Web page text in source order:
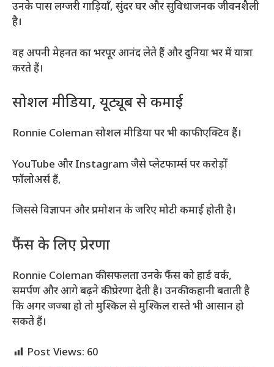
उनके पास लग्जरी गाड़ियाँ, सुंदर घर और सुविधाजनक जीवनशैली
है।
वह अपनी मेहनत का भरपूर आनंद लेते हैं और दुनिया भर में यात्रा
करते हैं।
सोशल मीडिया, यूट्यूब से कमाई
Ronnie Coleman सोशल मीडिया पर भी काफी एक्टिव हैं।
YouTube और Instagram जैसे प्लेटफार्म्स पर करोड़ों
फॉलोअर्स हैं,
जिससे विज्ञापन और प्रमोशन के जरिए मोटी कमाई होती है।
फैंस के लिए प्रेरणा
Ronnie Coleman की सफलता उनके फैंस को हार्ड वर्क,
समर्पण और आगे बढ़ने की प्रेरणा देती है। उनकी कहानी बताती है
कि अगर जज्बा हो तो मुश्किल से मुश्किल रास्ते भी आसान हो
सकते हैं।
Post Views: 60